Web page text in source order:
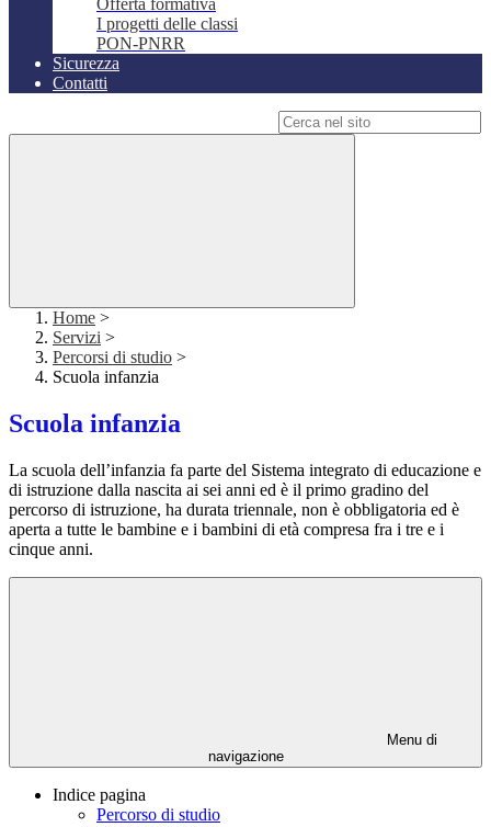
Offerta formativa
I progetti delle classi
PON-PNRR
Sicurezza
Contatti
Home >
Servizi >
Percorsi di studio >
Scuola infanzia
Scuola infanzia
La scuola dell’infanzia fa parte del Sistema integrato di educazione e
di istruzione dalla nascita ai sei anni ed è il primo gradino del
percorso di istruzione, ha durata triennale, non è obbligatoria ed è
aperta a tutte le bambine e i bambini di età compresa fra i tre e i
cinque anni.
Menu di
navigazione
Indice pagina
Percorso di studio